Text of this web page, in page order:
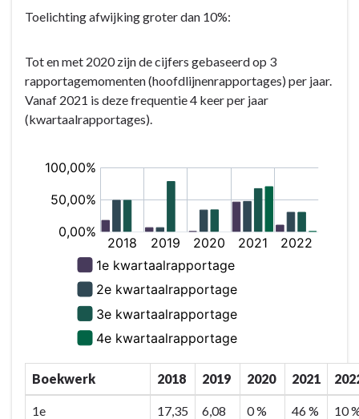
Toelichting afwijking groter dan 10%:
Tot en met 2020 zijn de cijfers gebaseerd op 3
rapportagemomenten (hoofdlijnenrapportages) per jaar.
Vanaf 2021 is deze frequentie 4 keer per jaar
(kwartaalrapportages).
Boekwerk 2018 2019 2020 2021
1e
17,35
6,08
0 % 46 % 10